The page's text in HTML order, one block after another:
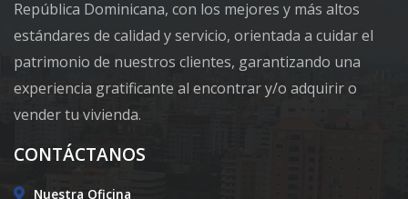
República Dominicana, con los mejores y más altos
estándares de calidad y servicio, orientada a cuidar el
patrimonio de nuestros clientes, garantizando una
experiencia gratificante al encontrar y/o adquirir o
vender tu vivienda.
CONTÁCTANOS
Nuestra Oficina